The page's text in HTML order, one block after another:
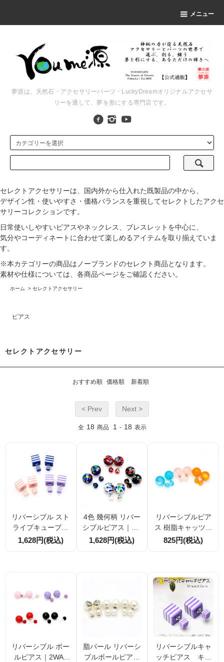
メニュー
夢源は、天然石・アクセサリーパーツ・LuckyDreamオリジナルアクセサ
リーを通して、夢を形にする専門店です。
セレクトアクセサリーは、国内外から仕入れた既製品の中から、
デザイン性・使いやすさ・価格バランスを重視してセレクトしたアクセ
サリーコレクションです。
日常使いしやすいピアスやネックレス、ブレスレットを中心に、
気分やコーディネートに合わせて楽しめるアイテムを取り揃えていま
す。
※本カテゴリーの商品はノーブランドのセレクト商品となります。
素材や仕様については、各商品ページをご確認ください。
ホーム > セレクトアクセサリー
ピアス
セレクトアクセサリー
おすすめ順 価格順 新着順
< Prev Next >
全 18 商品 1 - 18 表示
リバーシブル スト
ライプキューブピ
アス｜2WAY仕様
1,628円(税込)
4色 幾何柄 リバー
シブルピアス｜15.
5mm×8mm｜ステ
1,628円(税込)
リバーシブルピア
ス 樹脂キャッツア
イ仕上げ｜15.5m
825円(税込)
リバーシブル ボー
ルピアス｜2WAY
脂パール リバーシ
ブルボールピアス
リバーシブルキャ
ッチピアス キュ